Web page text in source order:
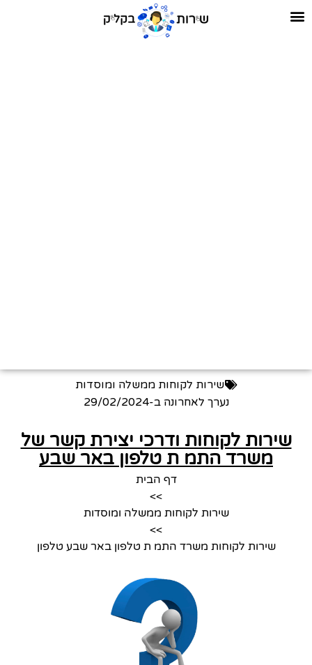
שירות לקוחות ממשלה ומוסדות
נערך לאחרונה ב-29/02/2024
שירות לקוחות ודרכי יצירת קשר של
משרד התמ ת טלפון באר שבע
דף הבית
>>
שירות לקוחות ממשלה ומוסדות
>>
שירות לקוחות משרד התמ ת טלפון באר שבע טלפון